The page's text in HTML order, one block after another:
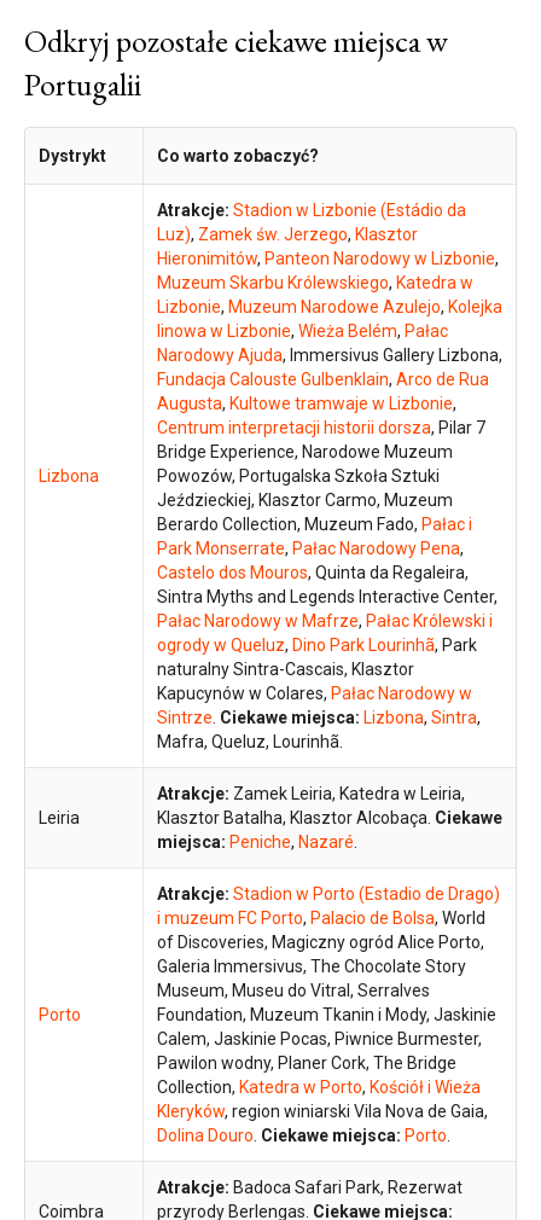
Odkryj pozostałe ciekawe miejsca w
Portugalii
Dystrykt Co warto zobaczyć?
Lizbona
Atrakcje: Stadion w Lizbonie (Estádio da
Luz), Zamek św. Jerzego, Klasztor
Hieronimitów, Panteon Narodowy w Lizbonie,
Muzeum Skarbu Królewskiego, Katedra w
Lizbonie, Muzeum Narodowe Azulejo, Kolejka
linowa w Lizbonie, Wieża Belém, Pałac
Narodowy Ajuda, Immersivus Gallery Lizbona,
Fundacja Calouste Gulbenklain, Arco de Rua
Augusta, Kultowe tramwaje w Lizbonie,
Centrum interpretacji historii dorsza, Pilar 7
Bridge Experience, Narodowe Muzeum
Powozów, Portugalska Szkoła Sztuki
Jeździeckiej, Klasztor Carmo, Muzeum
Berardo Collection, Muzeum Fado, Pałac i
Park Monserrate, Pałac Narodowy Pena,
Castelo dos Mouros, Quinta da Regaleira,
Sintra Myths and Legends Interactive Center,
Pałac Narodowy w Mafrze, Pałac Królewski i
ogrody w Queluz, Dino Park Lourinhã, Park
naturalny Sintra-Cascais, Klasztor
Kapucynów w Colares, Pałac Narodowy w
Sintrze Ciekawe miejsca: Lizbona, Sintra,
Mafra, Queluz, Lourinhã.
Leiria
Atrakcje: Zamek Leiria, Katedra w Leiria,
Klasztor Batalha, Klasztor Alcobaça. Ciekawe
miejsca: Peniche, Nazaré
Porto
Atrakcje: Stadion w Porto (Estadio de Drago)
i muzeum FC Porto, Palacio de Bolsa, World
of Discoveries, Magiczny ogród Alice Porto,
Galeria Immersivus, The Chocolate Story
Museum, Museu do Vitral, Serralves
Foundation, Muzeum Tkanin i Mody, Jaskinie
Calem, Jaskinie Pocas, Piwnice Burmester,
Pawilon wodny, Planer Cork, The Bridge
Collection, Katedra w Porto, Kościół i Wieża
Kleryków, region winiarski Vila Nova de Gaia,
Dolina Douro Ciekawe miejsca: Porto
Coimbra
Atrakcje: Badoca Safari Park, Rezerwat
przyrody Berlengas. Ciekawe miejsca: